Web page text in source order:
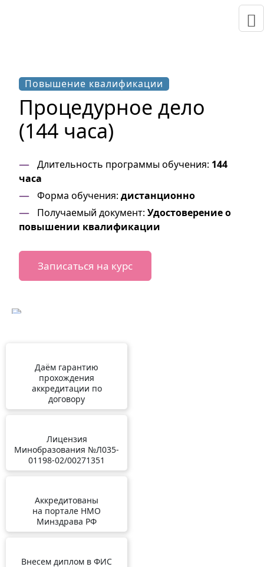
Повышение квалификации
Процедурное дело
(144 часа)
Длительность программы обучения: 144
часа
Форма обучения: дистанционно
Получаемый документ: Удостоверение о
повышении квалификации
Записаться на курс
Даём гарантию
прохождения
аккредитации по
договору
Лицензия
Минобразования №Л035-
01198-02/00271351
Аккредитованы
на портале НМО
Минздрава РФ
Внесем диплом в ФИС